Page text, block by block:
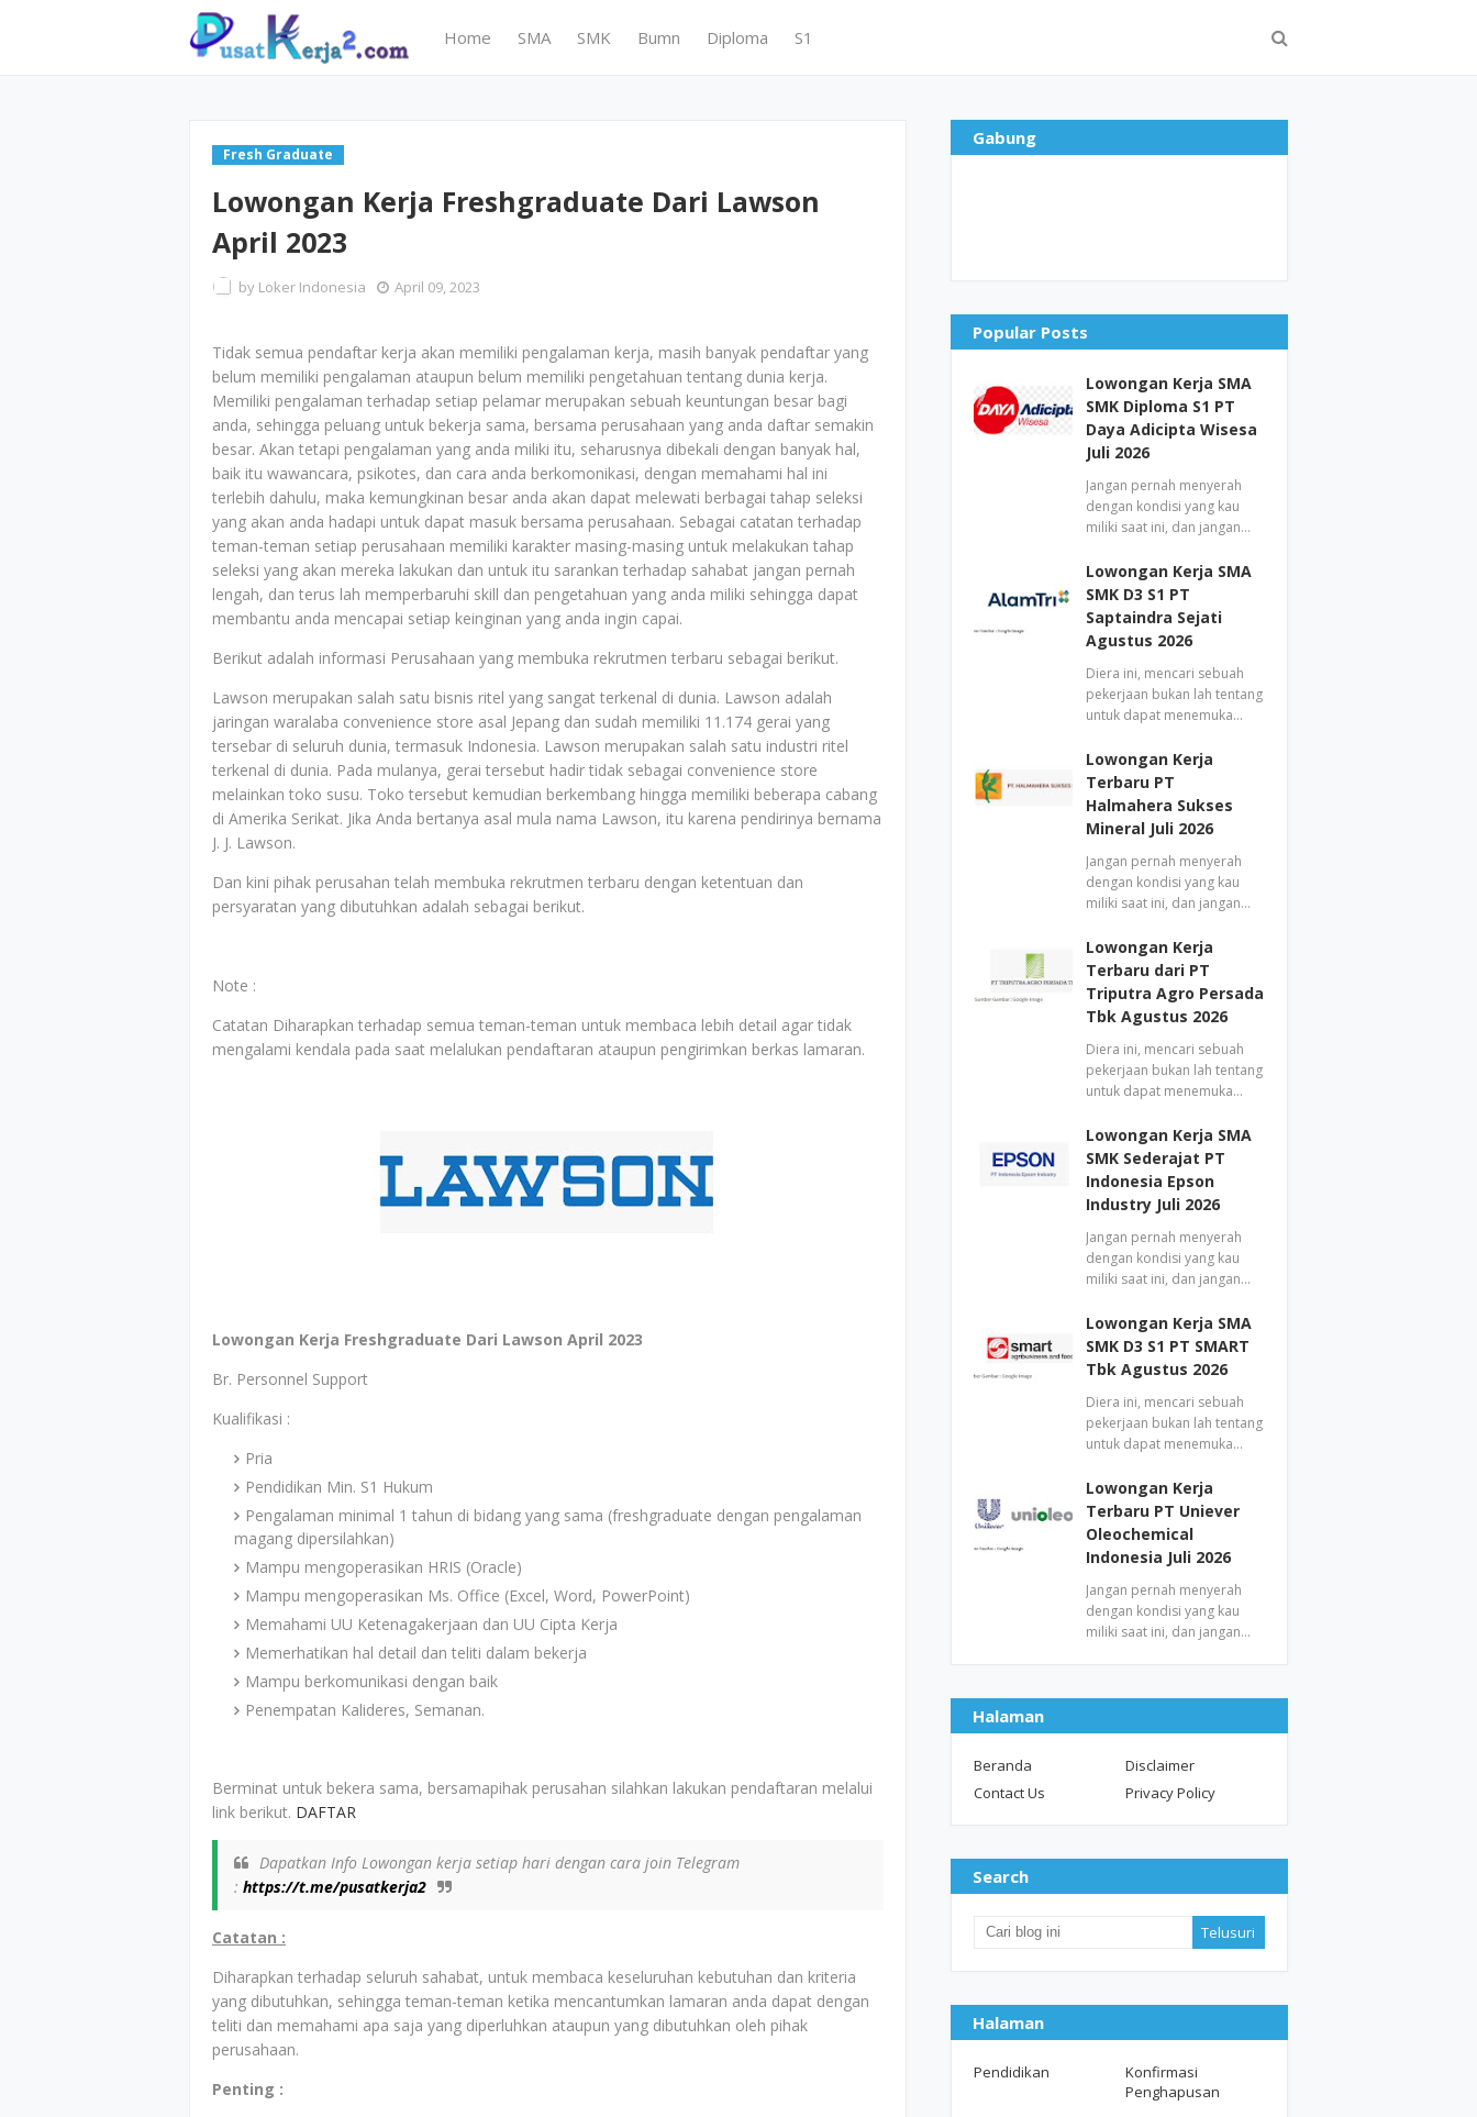
Home SMA SMK Bumn Diploma S1
Fresh Graduate
Lowongan Kerja Freshgraduate Dari Lawson
April 2023
by Loker Indonesia April 09, 2023
Tidak semua pendaftar kerja akan memiliki pengalaman kerja, masih banyak pendaftar yang
belum memiliki pengalaman ataupun belum memiliki pengetahuan tentang dunia kerja.
Memiliki pengalaman terhadap setiap pelamar merupakan sebuah keuntungan besar bagi
anda, sehingga peluang untuk bekerja sama, bersama perusahaan yang anda daftar semakin
besar. Akan tetapi pengalaman yang anda miliki itu, seharusnya dibekali dengan banyak hal,
baik itu wawancara, psikotes, dan cara anda berkomonikasi, dengan memahami hal ini
terlebih dahulu, maka kemungkinan besar anda akan dapat melewati berbagai tahap seleksi
yang akan anda hadapi untuk dapat masuk bersama perusahaan. Sebagai catatan terhadap
teman-teman setiap perusahaan memiliki karakter masing-masing untuk melakukan tahap
seleksi yang akan mereka lakukan dan untuk itu sarankan terhadap sahabat jangan pernah
lengah, dan terus lah memperbaruhi skill dan pengetahuan yang anda miliki sehingga dapat
membantu anda mencapai setiap keinginan yang anda ingin capai.
Berikut adalah informasi Perusahaan yang membuka rekrutmen terbaru sebagai berikut.
Lawson merupakan salah satu bisnis ritel yang sangat terkenal di dunia. Lawson adalah
jaringan waralaba convenience store asal Jepang dan sudah memiliki 11.174 gerai yang
tersebar di seluruh dunia, termasuk Indonesia. Lawson merupakan salah satu industri ritel
terkenal di dunia. Pada mulanya, gerai tersebut hadir tidak sebagai convenience store
melainkan toko susu. Toko tersebut kemudian berkembang hingga memiliki beberapa cabang
di Amerika Serikat. Jika Anda bertanya asal mula nama Lawson, itu karena pendirinya bernama
J. J. Lawson.
Dan kini pihak perusahan telah membuka rekrutmen terbaru dengan ketentuan dan
persyaratan yang dibutuhkan adalah sebagai berikut.
Note :
Catatan Diharapkan terhadap semua teman-teman untuk membaca lebih detail agar tidak
mengalami kendala pada saat melalukan pendaftaran ataupun pengirimkan berkas lamaran.
Lowongan Kerja Freshgraduate Dari Lawson April 2023
Br. Personnel Support
Kualifikasi :
Pria
Pendidikan Min. S1 Hukum
Pengalaman minimal 1 tahun di bidang yang sama (freshgraduate dengan pengalaman
magang dipersilahkan)
Mampu mengoperasikan HRIS (Oracle)
Mampu mengoperasikan Ms. Office (Excel, Word, PowerPoint)
Memahami UU Ketenagakerjaan dan UU Cipta Kerja
Memerhatikan hal detail dan teliti dalam bekerja
Mampu berkomunikasi dengan baik
Penempatan Kalideres, Semanan.
Berminat untuk bekera sama, bersamapihak perusahan silahkan lakukan pendaftaran melalui
link berikut. DAFTAR
Dapatkan Info Lowongan kerja setiap hari dengan cara join Telegram
: https://t.me/pusatkerja2
Catatan :
Diharapkan terhadap seluruh sahabat, untuk membaca keseluruhan kebutuhan dan kriteria
yang dibutuhkan, sehingga teman-teman ketika mencantumkan lamaran anda dapat dengan
teliti dan memahami apa saja yang diperluhkan ataupun yang dibutuhkan oleh pihak
perusahaan.
Penting :
Gabung
Popular Posts
Lowongan Kerja SMA
SMK Diploma S1 PT
Daya Adicipta Wisesa
Juli 2026
Jangan pernah menyerah
dengan kondisi yang kau
miliki saat ini, dan jangan…
Lowongan Kerja SMA
SMK D3 S1 PT
Saptaindra Sejati
Agustus 2026
Diera ini, mencari sebuah
pekerjaan bukan lah tentang
untuk dapat menemuka…
Lowongan Kerja
Terbaru PT
Halmahera Sukses
Mineral Juli 2026
Jangan pernah menyerah
dengan kondisi yang kau
miliki saat ini, dan jangan…
Lowongan Kerja
Terbaru dari PT
Triputra Agro Persada
Tbk Agustus 2026
Diera ini, mencari sebuah
pekerjaan bukan lah tentang
untuk dapat menemuka…
Lowongan Kerja SMA
SMK Sederajat PT
Indonesia Epson
Industry Juli 2026
Jangan pernah menyerah
dengan kondisi yang kau
miliki saat ini, dan jangan…
Lowongan Kerja SMA
SMK D3 S1 PT SMART
Tbk Agustus 2026
Diera ini, mencari sebuah
pekerjaan bukan lah tentang
untuk dapat menemuka…
Lowongan Kerja
Terbaru PT Uniever
Oleochemical
Indonesia Juli 2026
Jangan pernah menyerah
dengan kondisi yang kau
miliki saat ini, dan jangan…
Halaman
Beranda
Disclaimer
Contact Us
Privacy Policy
Search
Halaman
Pendidikan
Konfirmasi
Penghapusan